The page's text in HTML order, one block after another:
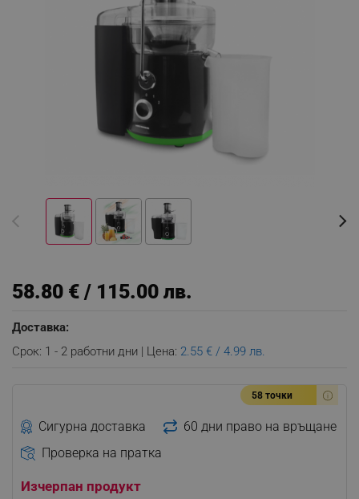
58.80 € / 115.00 лв.
Доставка:
Срок: 1 - 2 работни дни | Цена: 2.55 € / 4.99 лв.
58 точки
Сигурна доставка
60 дни право на връщане
Проверка на пратка
Изчерпан продукт